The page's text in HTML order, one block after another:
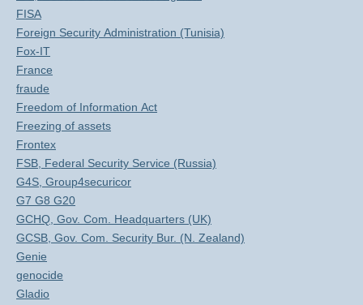
FISA
Foreign Security Administration (Tunisia)
Fox-IT
France
fraude
Freedom of Information Act
Freezing of assets
Frontex
FSB, Federal Security Service (Russia)
G4S, Group4securicor
G7 G8 G20
GCHQ, Gov. Com. Headquarters (UK)
GCSB, Gov. Com. Security Bur. (N. Zealand)
Genie
genocide
Gladio